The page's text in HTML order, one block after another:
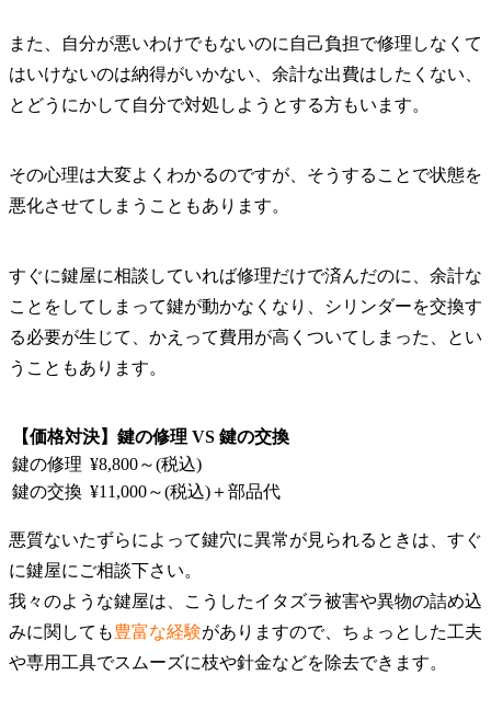
また、自分が悪いわけでもないのに自己負担で修理しなくて
はいけないのは納得がいかない、余計な出費はしたくない、
とどうにかして自分で対処しようとする方もいます。
その心理は大変よくわかるのですが、そうすることで状態を
悪化させてしまうこともあります。
すぐに鍵屋に相談していれば修理だけで済んだのに、余計な
ことをしてしまって鍵が動かなくなり、シリンダーを交換す
る必要が生じて、かえって費用が高くついてしまった、とい
うこともあります。
【価格対決】鍵の修理 VS 鍵の交換
鍵の修理 ¥8,800～(税込)
鍵の交換 ¥11,000～(税込)＋部品代
悪質ないたずらによって鍵穴に異常が見られるときは、すぐ
に鍵屋にご相談下さい。
我々のような鍵屋は、こうしたイタズラ被害や異物の詰め込
みに関しても豊富な経験がありますので、ちょっとした工夫
や専用工具でスムーズに枝や針金などを除去できます。